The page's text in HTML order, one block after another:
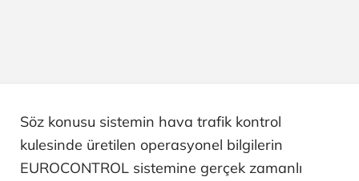
Söz konusu sistemin hava trafik kontrol
kulesinde üretilen operasyonel bilgilerin
EUROCONTROL sistemine gerçek zamanlı